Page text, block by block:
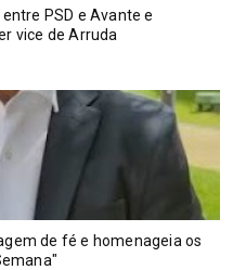
PSD e Avante e
vice de Arruda
de fé e homenageia os